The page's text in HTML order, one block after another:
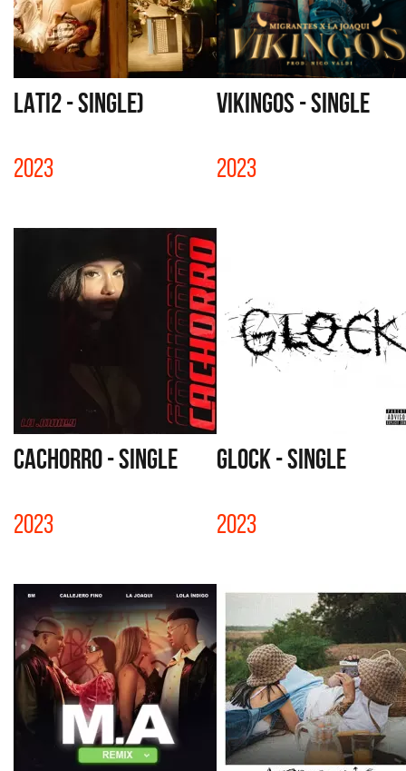
LATI2 - SINGLE)
2023
VIKINGOS - SINGLE
2023
CACHORRO - SINGLE
2023
GLOCK - SINGLE
2023